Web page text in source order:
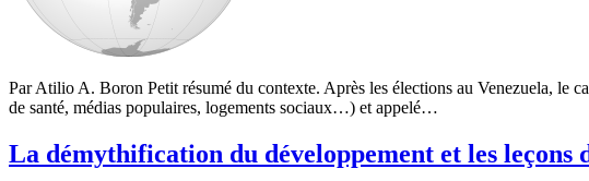
Par Atilio A. Boron Petit résumé du contexte. Après les élections au Venezuela, le
de santé, médias populaires, logements sociaux…) et appelé…
La démythification du développement et les leçons